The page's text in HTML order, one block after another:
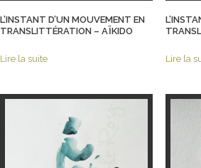
L’INSTANT D’UN MOUVEMENT EN
TRANSLITTÉRATION – AÏKIDO
Lire la suite Lire la